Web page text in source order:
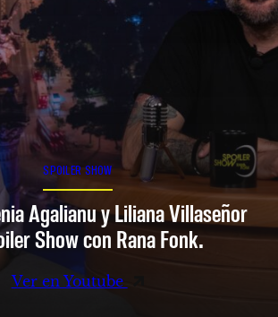
SPOILER SHOW
Agalianu y Liliana Villaseñor
Show con Rana Fonk.
Ver en Youtube